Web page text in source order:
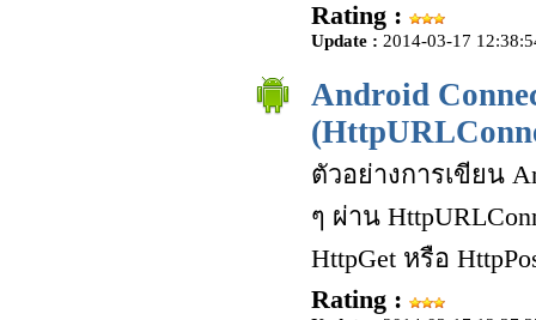
Rating :
Update : 2014-03-17
Android
ตัวอย่างการเขียน
ๆ ผ่าน
HttpGet หรือ
Rating :